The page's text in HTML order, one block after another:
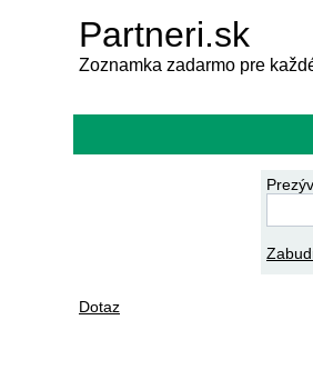
Partneri.sk
Zoznamka zadarmo pre
Dotaz